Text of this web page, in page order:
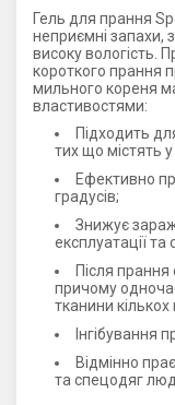
Гель для прання
неприємні запахи,
високу вологість.
короткого прання
мильного кореня
властивостями:
Підходить
тих що містять
Ефективно
градусів;
Знижує
експлуатації та
Після прання
причому
тканини кількох
Інгібування
Відмінно
та спецодяг